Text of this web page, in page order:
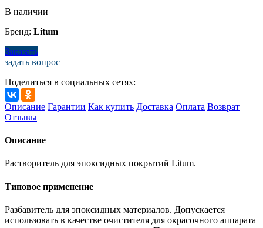
В наличии
Бренд: Litum
Заказать
задать вопрос
Поделиться в социальных сетях:
Описание Гарантии Как купить Доставка Оплата Возврат
Отзывы
Описание
Растворитель для эпоксидных покрытий Litum.
Типовое применение
Разбавитель для эпоксидных материалов. Допускается
использовать в качестве очистителя для окрасочного аппарата